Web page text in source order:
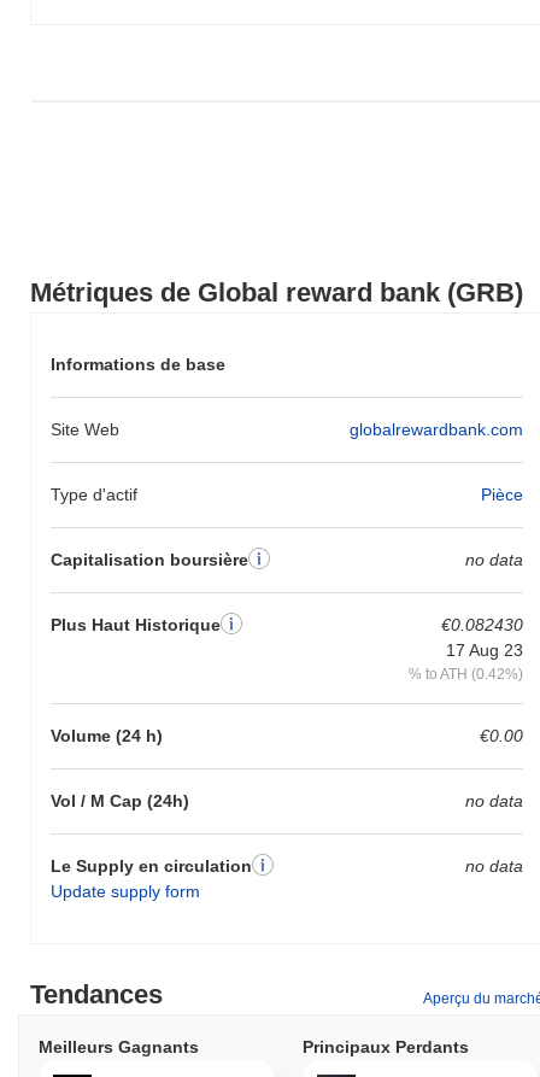
Métriques de Global reward bank (GRB)
Informations de base
Site Web globalrewardbank.com
Type d'actif Pièce
Capitalisation boursière no data
Plus Haut Historique
€0.082430
17 Aug 23
% to ATH (0.42%)
Volume (24 h) €0.00
Vol / M Cap (24h) no data
Le Supply en circulation
Update supply form
no data
Tendances Aperçu du
Meilleurs Gagnants Principaux Perdants